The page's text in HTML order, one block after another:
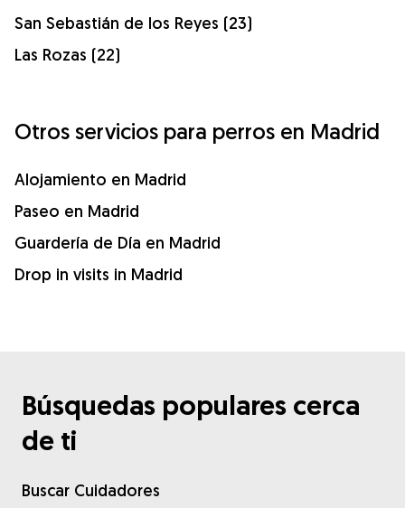
San Sebastián de los Reyes (23)
Las Rozas (22)
Otros servicios para perros en Madrid
Alojamiento en Madrid
Paseo en Madrid
Guardería de Día en Madrid
Drop in visits in Madrid
Búsquedas populares cerca
de ti
Buscar Cuidadores